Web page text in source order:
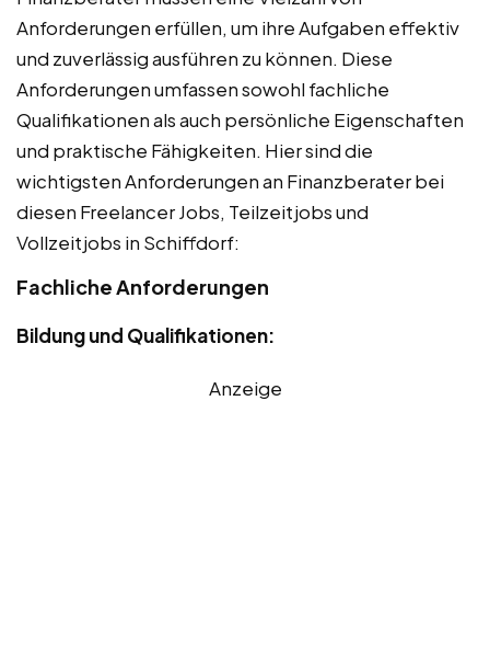
Anforderungen erfüllen, um ihre Aufgaben effektiv
und zuverlässig ausführen zu können. Diese
Anforderungen umfassen sowohl fachliche
Qualifikationen als auch persönliche Eigenschaften
und praktische Fähigkeiten. Hier sind die
wichtigsten Anforderungen an Finanzberater bei
diesen Freelancer Jobs, Teilzeitjobs und
Vollzeitjobs in Schiffdorf:
Fachliche Anforderungen
Bildung und Qualifikationen:
Anzeige